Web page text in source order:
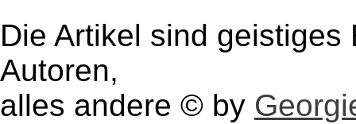
Die Artikel sind
Autoren,
alles andere © by